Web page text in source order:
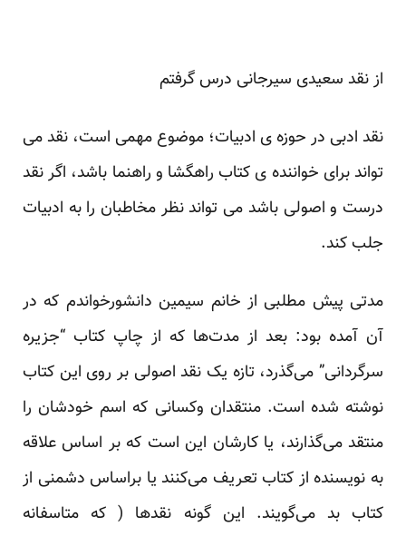
از نقد سعیدی سیرجانی درس گرفتم
نقد ادبی در حوزه ی ادبیات؛ موضوع مهمی است، نقد می
تواند برای خواننده ی کتاب راهگشا و راهنما باشد، اگر نقد
درست و اصولی باشد می تواند نظر مخاطبان را به ادبیات
جلب کند.
مدتی پیش مطلبی از خانم سیمین دانشورخواندم که در
آن آمده بود: بعد از مدت‌ها که از چاپ کتاب “جزیره
سرگردانی” می‌گذرد، تازه یک نقد اصولی بر روی این کتاب
نوشته شده است. منتقدان وکسانی که اسم خودشان را
منتقد می‌گذارند، یا کارشان این است که بر اساس علاقه
به نویسنده از کتاب تعریف می‌کنند یا براساس دشمنی از
کتاب بد می‌گویند. این گونه نقدها ( که متاسفانه